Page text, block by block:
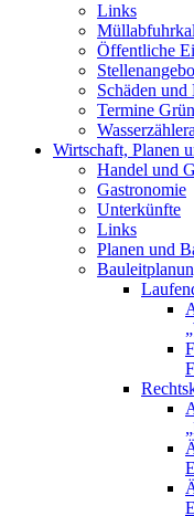
Links
Öffentliche
Schäden und
Termine
Wirtschaft, Planen
Handel und
Gastronomie
Unterkünfte
Links
Planen und